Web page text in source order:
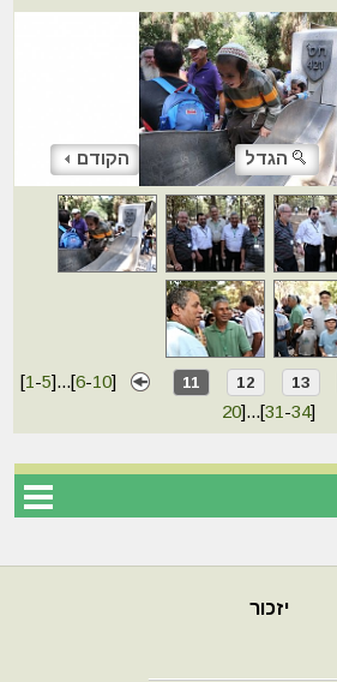
הקודם הגדל
[1 -5]...[6-10] 11 12 13
20]...[31 -34]
יזכור